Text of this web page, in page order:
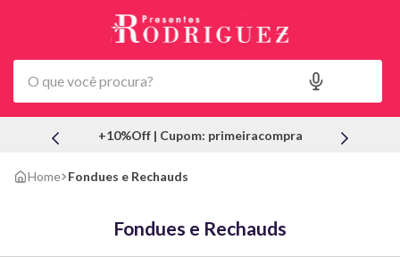
+10%Off | Cupom: primeiracompra
Fondues e Rechauds
Fondues e Rechauds